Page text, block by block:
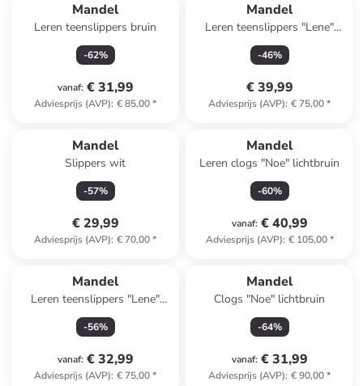
Mandel
Leren teenslippers bruin
-62%
vanaf: € 31,99
Adviesprijs (AVP): € 85,00*
Mandel
Leren teenslippers "Lene"
groen
-46%
€ 39,99
Adviesprijs (AVP): € 75,00*
Mandel
Slippers wit
-57%
€ 29,99
Adviesprijs (AVP): € 70,00*
Mandel
Leren clogs "Noe" lichtbruin
-60%
vanaf: € 40,99
Adviesprijs (AVP): € 105,00*
Mandel
Leren teenslippers "Lene"
beige
-56%
vanaf: € 32,99
Adviesprijs (AVP): € 75,00*
Mandel
Clogs "Noe" lichtbruin
-64%
vanaf: € 31,99
Adviesprijs (AVP): € 90,00*